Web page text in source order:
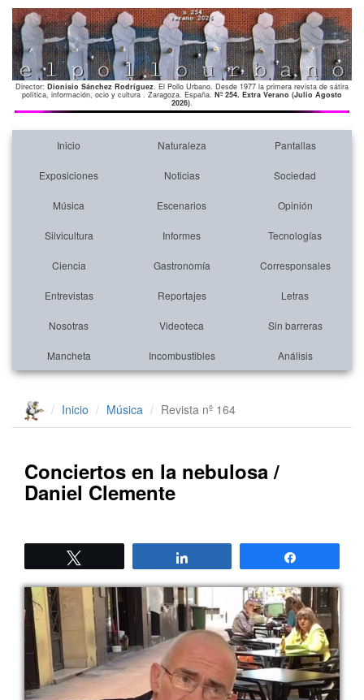
Director: Dionisio Sánchez Rodríguez. El Pollo Urbano. Desde 1977 la primera revista de sátira
política, información, ocio y cultura . Zaragoza. España. Nº 254. Extra Verano (Julio Agosto
2026).
Inicio Naturaleza Pantallas
Exposiciones Noticias Sociedad
Música Escenarios Opinión
Silvicultura Informes Tecnologías
Ciencia Gastronomía Corresponsales
Entrevistas Reportajes Letras
Nosotras Videoteca Sin barreras
Mancheta Incombustibles Análisis
Inicio Música Revista nº 164
Conciertos en la nebulosa /
Daniel Clemente